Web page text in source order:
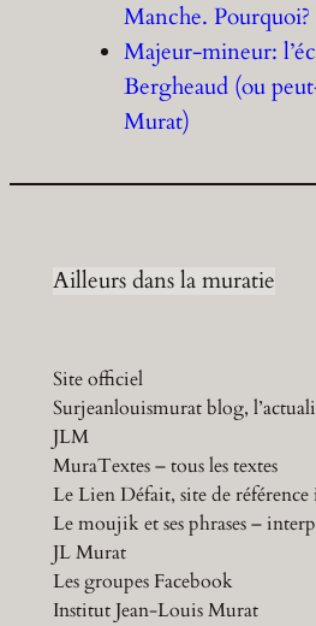
Manche. Pourquoi?
Majeur-mineur:
Bergheaud (ou
Murat)
Ailleurs dans la muratie
Site officiel
Surjeanlouismurat blog,
JLM
MuraTextes – tous les textes
Le Lien Défait, site de référence
Le moujik et ses phrases –
JL Murat
Les groupes Facebook
Institut Jean-Louis Murat